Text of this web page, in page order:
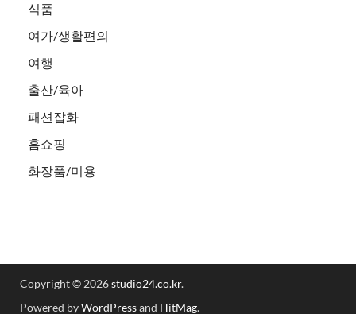
식품
여가/생활편의
여행
출산/육아
패션잡화
홈쇼핑
화장품/미용
Copyright © 2026studio24.co.kr.
Powered byWordPressand HitMag.